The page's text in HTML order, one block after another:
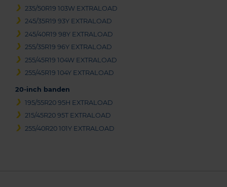
235/50R19 103W EXTRALOAD
245/35R19 93Y EXTRALOAD
245/40R19 98Y EXTRALOAD
255/35R19 96Y EXTRALOAD
255/45R19 104W EXTRALOAD
255/45R19 104Y EXTRALOAD
20-inch banden
195/55R20 95H EXTRALOAD
215/45R20 95T EXTRALOAD
255/40R20 101Y EXTRALOAD